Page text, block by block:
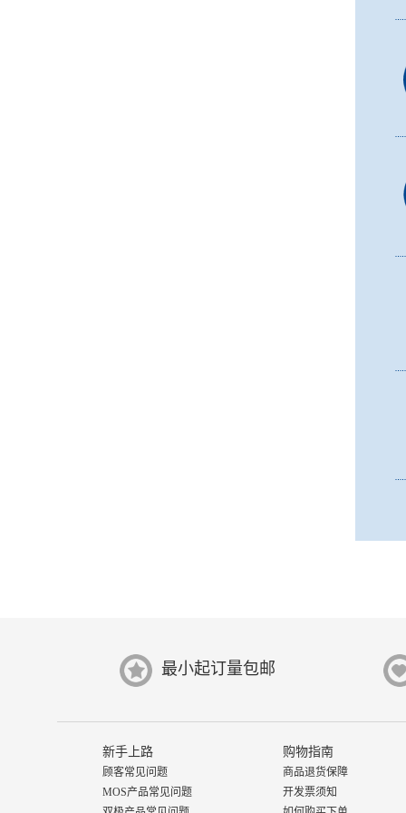
最小起订量包邮
新手上路
顾客常见问题
MOS产品常见问题
购物指南
商品退货保障
开发票须知